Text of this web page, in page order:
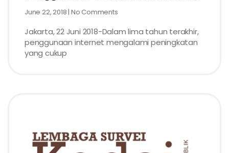
June 22, 2018 No Comments
Jakarta, 22 Juni 2018-Dalam lima tahun terakhir,
penggunaan internet mengalami peningkatan
yang cukup